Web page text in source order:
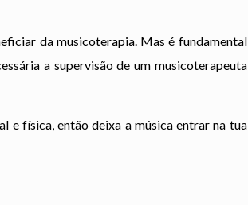
da musicoterapia. Mas é fundamental
a supervisão de um musicoterapeuta
e física, então deixa a música entrar na tua